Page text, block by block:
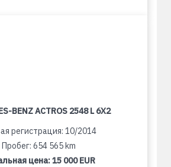
BENZ ACTROS 2548 L 6X2
регистрация: 10/2014
Пробег: 654 565 km
цена:15 000 EUR